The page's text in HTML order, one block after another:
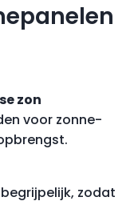
zon
voor zonne-
zodat